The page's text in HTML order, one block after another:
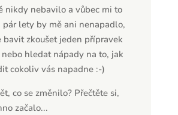
nikdy nebavilo a vůbec mi to
pár lety by mě ani nenapadlo,
bavit zkoušet jeden přípravek
hledat nápady na to, jak
cokoliv vás napadne :-)
co se změnilo? Přečtěte si,
začalo...